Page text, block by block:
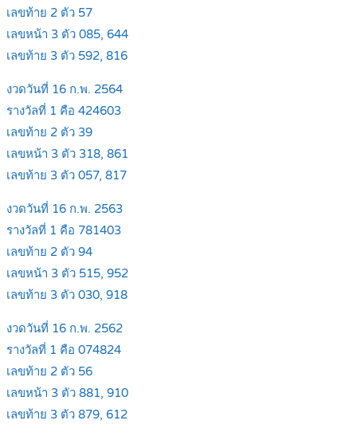
เลขท้าย 2 ตัว 57
เลขหน้า 3 ตัว 085, 644
เลขท้าย 3 ตัว 592, 816
งวดวันที่ 16 ก.พ. 2564
รางวัลที่ 1 คือ 424603
เลขท้าย 2 ตัว 39
เลขหน้า 3 ตัว 318, 861
เลขท้าย 3 ตัว 057, 817
งวดวันที่ 16 ก.พ. 2563
รางวัลที่ 1 คือ 781403
เลขท้าย 2 ตัว 94
เลขหน้า 3 ตัว 515, 952
เลขท้าย 3 ตัว 030, 918
งวดวันที่ 16 ก.พ. 2562
รางวัลที่ 1 คือ 074824
เลขท้าย 2 ตัว 56
เลขหน้า 3 ตัว 881, 910
เลขท้าย 3 ตัว 879, 612